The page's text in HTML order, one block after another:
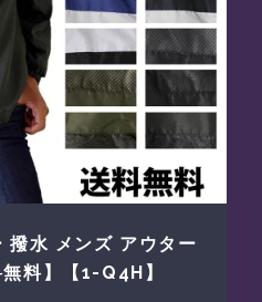
撥水 メンズ アウター
料】【1-Q4H】